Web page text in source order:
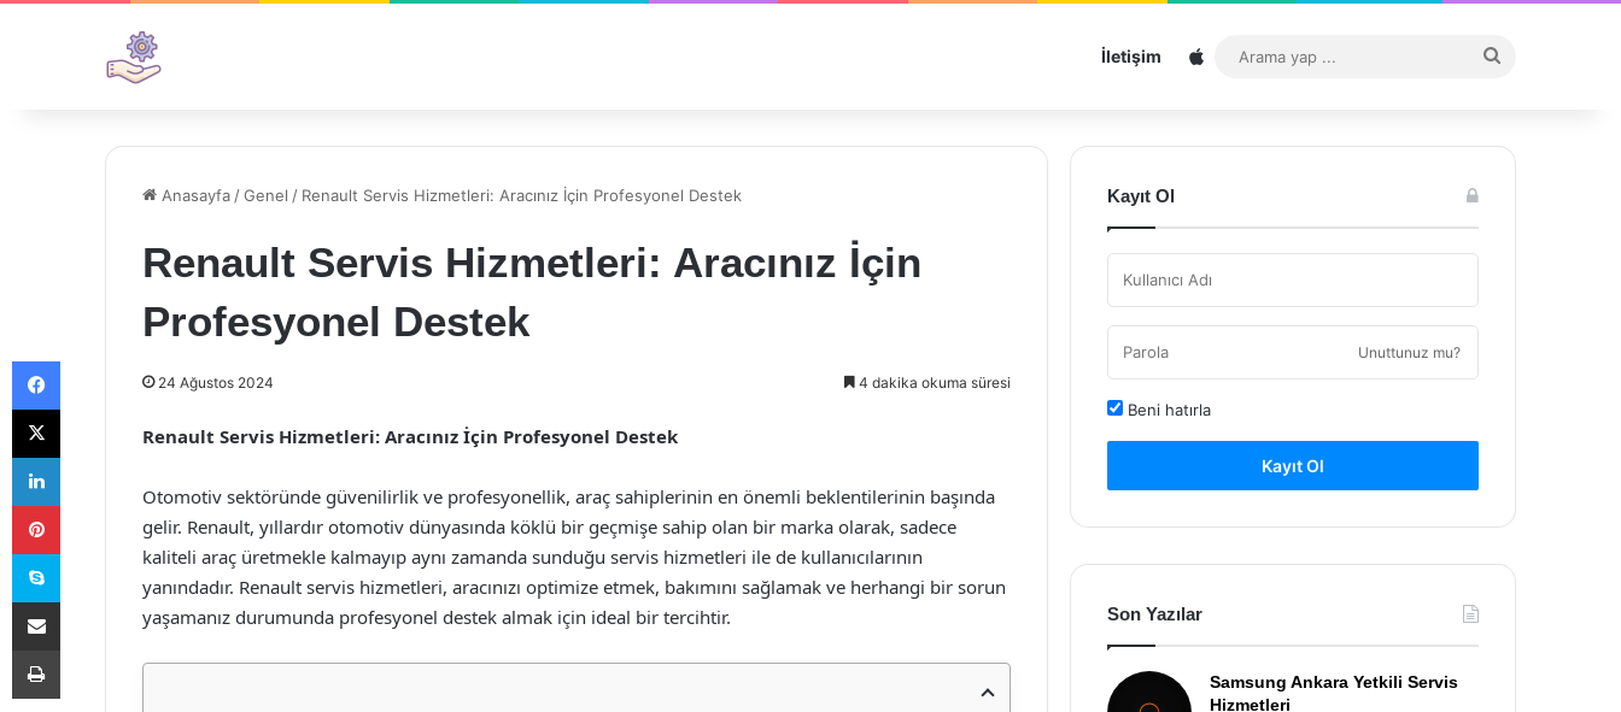
İletişim Sitemap
...
Anasayfa /Genel / Renault Servis Hizmetleri: Aracınız İçin Profesyonel Destek
Renault Servis Hizmetleri: Aracınız İçin
Profesyonel Destek
24 Ağustos 2024 4 dakika okuma süresi
Renault Servis Hizmetleri: Aracınız İçin Profesyonel Destek
Otomotiv sektöründe güvenilirlik ve profesyonellik, araç sahiplerinin en önemli beklentilerinin başında
gelir. Renault, yıllardır otomotiv dünyasında köklü bir geçmişe sahip olan bir marka olarak, sadece
kaliteli araç üretmekle kalmayıp aynı zamanda sunduğu servis hizmetleri ile de kullanıcılarının
yanındadır. Renault servis hizmetleri, aracınızı optimize etmek, bakımını sağlamak ve herhangi bir sorun
yaşamanız durumunda profesyonel destek almak için ideal bir tercihtir.
Kayıt Ol
Unuttunuz mu?
Beni hatırla
Kayıt Ol
Son Yazılar
Samsung Ankara Yetkili Servis
Hizmetleri
Facebook
X
LinkedIn
Pinterest
Skype
E-Posta ile paylaş